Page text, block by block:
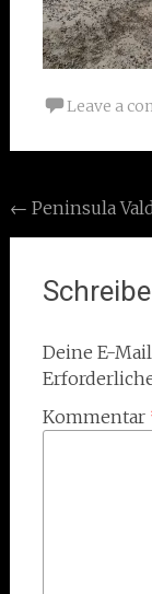
Leave a
Post
navigation
← Peninsula
Deine E-
Kommentar